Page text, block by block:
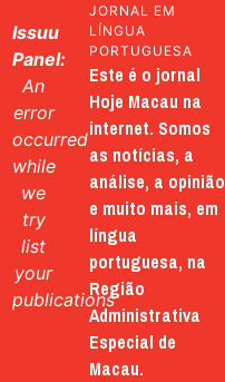
Issuu
Panel:
An
error
occurred
while
we
try
list
your
publications
JORNAL EM
LÍNGUA
PORTUGUESA
Este é o jornal
Hoje Macau na
internet. Somos
as notícias, a
análise, a opinião
e muito mais, em
língua
portuguesa, na
Região
Administrativa
Especial de
Macau.